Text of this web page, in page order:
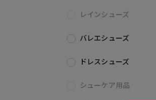
レインシューズ
バレエシューズ
ドレスシューズ
シューケア用品